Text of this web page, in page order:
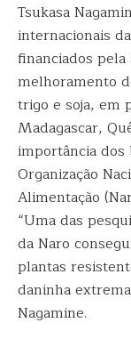
Tsukasa
internacionais
financiados
melhoramento
trigo e soja, em
Madagascar,
importância dos
Organização
Alimentação
“Uma das
da Naro
plantas
daninha
Nagamine.